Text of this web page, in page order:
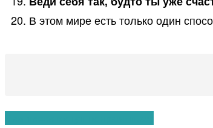
В этом мире есть только один